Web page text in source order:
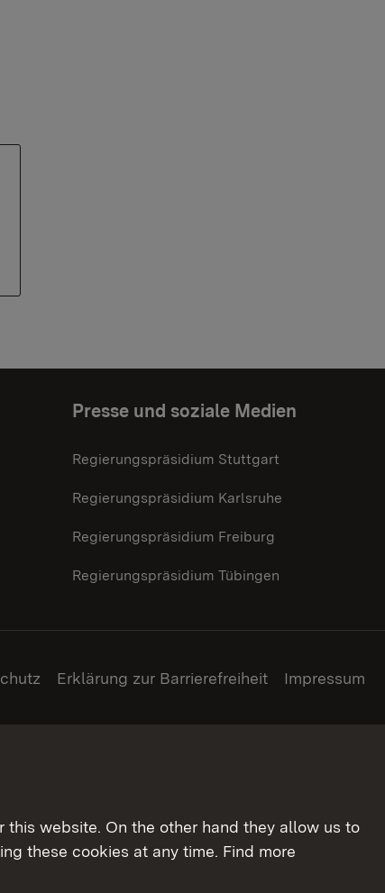
Presse und soziale Medien
Regierungspräsidium Stuttgart
Regierungspräsidium Karlsruhe
Regierungspräsidium Freiburg
Regierungspräsidium Tübingen
Erklärung zur Barrierefreiheit Impressum
website. On the other hand they allow us to
these cookies at any time. Find more